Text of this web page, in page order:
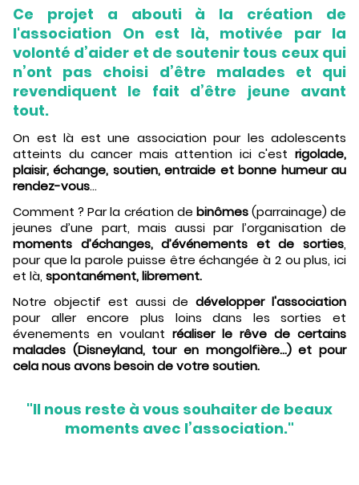
Ce projet a abouti à la création de
l'association On est là, motivée par la
volonté d’aider et de soutenir tous ceux qui
n’ont pas choisi d’être malades et qui
revendiquent le fait d’être jeune avant
tout.
On est là est une association pour les adolescents
atteints du cancer mais attention ici c'est rigolade,
plaisir, échange, soutien, entraide et bonne humeur au
rendez-vous...
Comment ? Par la création de binômes(parrainage) de
jeunes d’une part, mais aussi par l’organisation de
moments d’échanges, d’événements et de sorties,
pour que la parole puisse être échangée à 2 ou plus, ici
et là, spontanément, librement.
Notre objectif est aussi dedévelopper l'association
pour aller encore plus loins dans les sorties et
évenements en voulant réaliser le rêve de certains
malades (Disneyland, tour en mongolfière...) et pour
cela nous avons besoin de votre soutien.
"Il nous reste à vous souhaiter de beaux
moments avec l’association."